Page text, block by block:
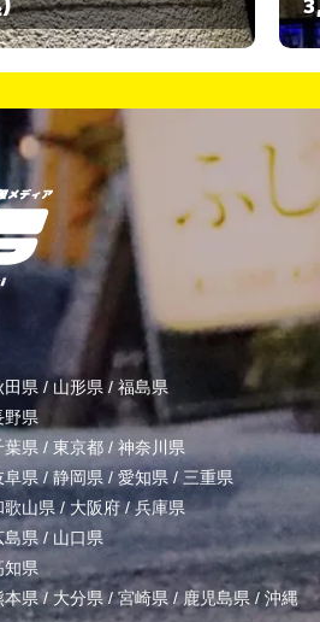
田県 / 山形県/ 福島県
野県
葉県 / 東京都 / 神奈川県
阜県 / 静岡県 / 愛知県 / 三重県
歌山県/ 大阪府 /兵庫県
島県 / 山口県
知県
本県/ 大分県/宮崎県 /鹿児島県 / 沖縄